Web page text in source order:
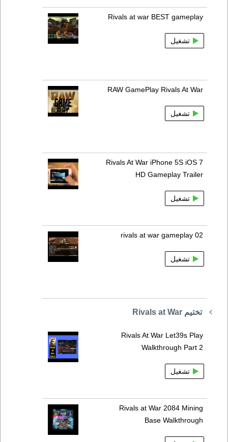
Rivals at war BEST gameplay
تشغيل
RAW GamePlay Rivals At War
تشغيل
Rivals At War iPhone 5S iOS 7
HD Gameplay Trailer
تشغيل
rivals at war gameplay 02
تشغيل
تختيم Rivals at War
Rivals At War Let39s Play
Walkthrough Part 2
تشغيل
Rivals at War 2084 Mining
Base Walkthrough